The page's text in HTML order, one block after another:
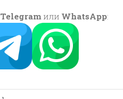
Telegramили WhatsApp: